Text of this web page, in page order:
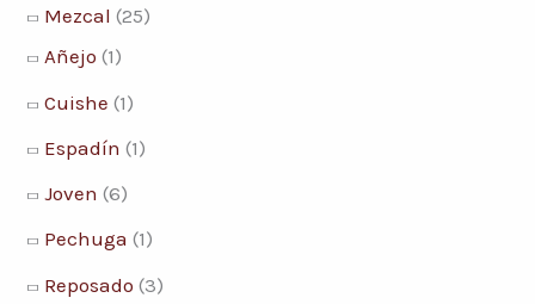
Mezcal (25)
Añejo (1)
Cuishe (1)
Espadín (1)
Joven (6)
Pechuga (1)
Reposado (3)